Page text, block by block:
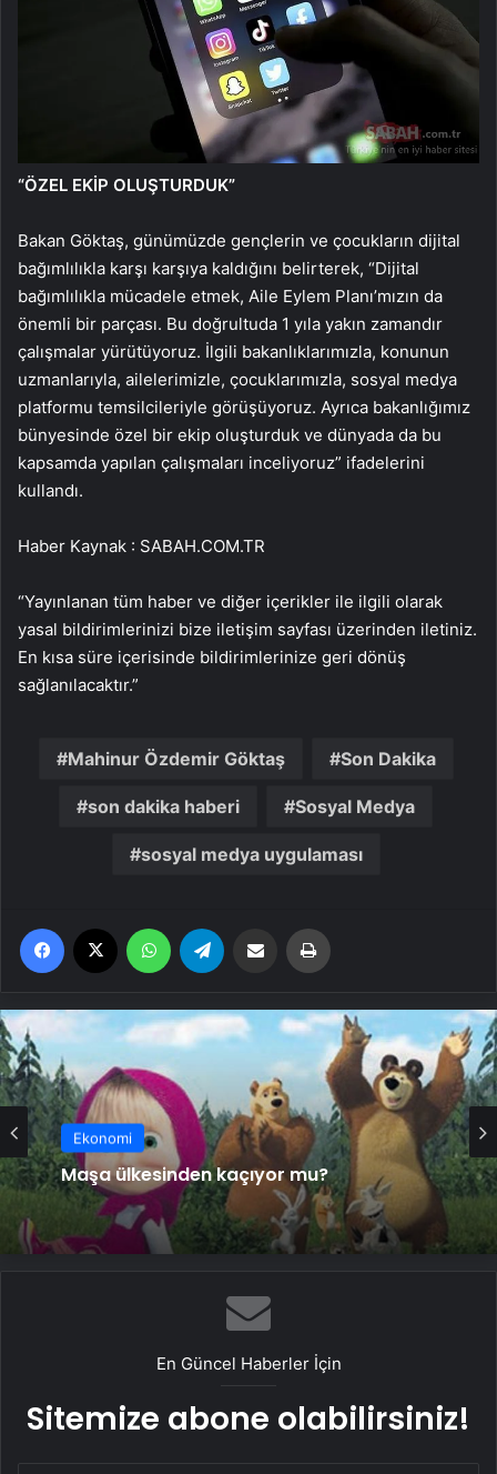
“ÖZEL EKİP OLUŞTURDUK”
Bakan Göktaş, günümüzde gençlerin ve çocukların dijital
bağımlılıkla karşı karşıya kaldığını belirterek, “Dijital
bağımlılıkla mücadele etmek, Aile Eylem Planı’mızın da
önemli bir parçası. Bu doğrultuda 1 yıla yakın zamandır
çalışmalar yürütüyoruz. İlgili bakanlıklarımızla, konunun
uzmanlarıyla, ailelerimizle, çocuklarımızla, sosyal medya
platformu temsilcileriyle görüşüyoruz. Ayrıca bakanlığımız
bünyesinde özel bir ekip oluşturduk ve dünyada da bu
kapsamda yapılan çalışmaları inceliyoruz” ifadelerini
kullandı.
Haber Kaynak : SABAH.COM.TR
“Yayınlanan tüm haber ve diğer içerikler ile ilgili olarak
yasal bildirimlerinizi bize iletişim sayfası üzerinden iletiniz.
En kısa süre içerisinde bildirimlerinize geri dönüş
sağlanılacaktır.”
Mahinur Özdemir Göktaş Son Dakika
son dakika haberi Sosyal Medya
sosyal medya uygulaması
Facebook WhatsApp Email'den paylaş
Ekonomi
Maşa ülkesinden kaçıyor mu?
Ekonomi
Yazar Süha Oğuzertem yangında
En Güncel Haberler İçin
Sitemize abone olabilirsiniz!